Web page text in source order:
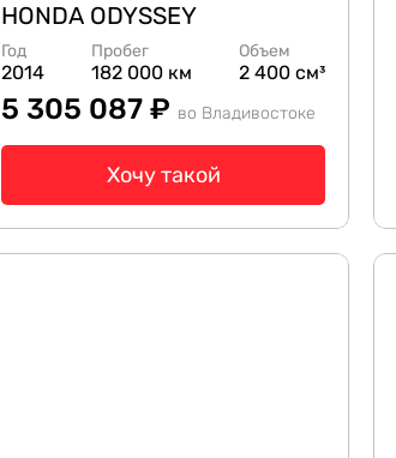
HONDA ODYSSEY
Год
2014
Пробег
182 000 км
Объем
2 400 см³
5 305 087 ₽ во Владивостоке
Хочу такой